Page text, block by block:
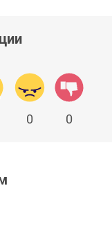
0 0